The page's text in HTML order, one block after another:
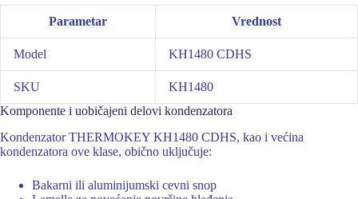
Parametar Vrednost
Model KH1480 CDHS
SKU
KH1480
Komponente i uobičajeni delovi kondenzatora
Kondenzator THERMOKEY KH1480 CDHS, kao i većina
kondenzatora ove klase, obično uključuje:
Bakarni ili aluminijumski cevni snop